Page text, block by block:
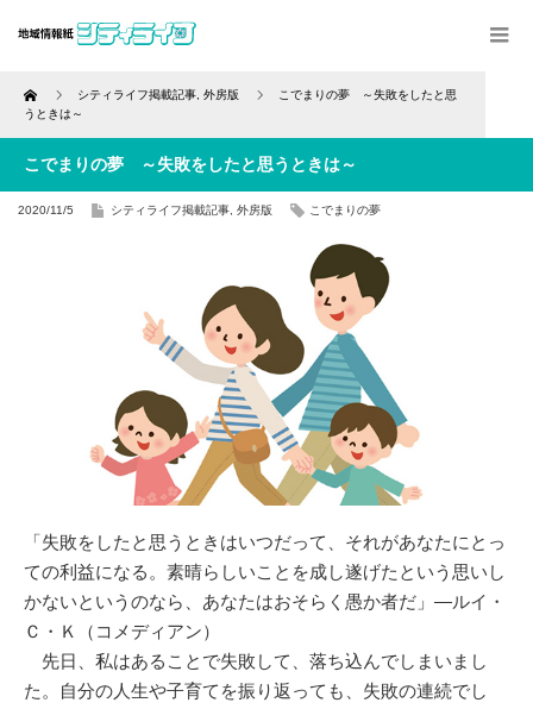
Home シティライフ掲載記事 外房版
こでまりの夢 ～失敗をしたと思
うときは～
こでまりの夢 ～失敗をしたと思うときは～
2020/11/5 シティライフ掲載記事 外房版 こでまりの夢
「失敗をしたと思うときはいつだって、それがあなたにとっ
ての利益になる。素晴らしいことを成し遂げたという思いし
かないというのなら、あなたはおそらく愚か者だ」―ルイ・
Ｃ・Ｋ（コメディアン）
先日、私はあることで失敗して、落ち込んでしまいまし
た。自分の人生や子育てを振り返っても、失敗の連続でし